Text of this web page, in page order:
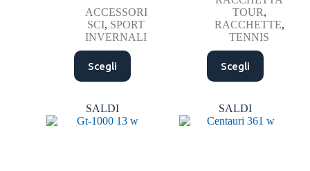
ACCESSORI
SCI, SPORT
INVERNALI
Scegli
TOUR,
RACCHETTE,
TENNIS
Scegli
SALDI SALDI